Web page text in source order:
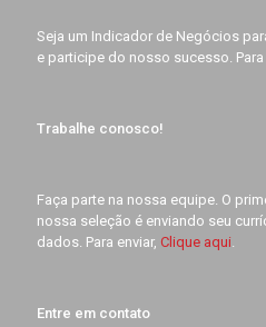
Seja um Indicador de Negócios
e participe do nosso sucesso. Para
Trabalhe conosco!
Faça parte na nossa equipe. O
nossa seleção é enviando seu
dados. Para enviar, Clique aqui
Entre em contato